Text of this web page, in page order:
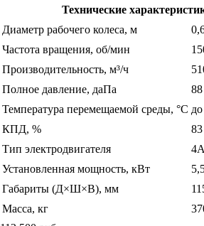
Технические
Диаметр рабочего колеса, м
Частота вращения, об/мин
Производительность, м³/ч
Полное давление, даПа
88
Температура перемещаемой среды, °С
КПД, %
83
Тип электродвигателя
Установленная мощность, кВт
Габариты (Д×Ш×В), мм
Масса, кг